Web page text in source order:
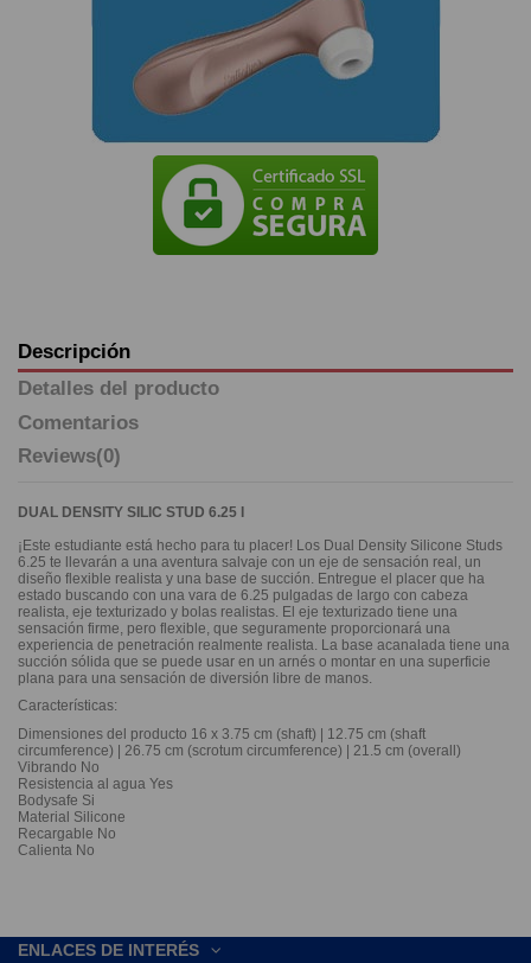
Descripción
Detalles del producto
Comentarios
Reviews(0)
DUAL DENSITY SILIC STUD 6.25 I
¡Este estudiante está hecho para tu placer! Los Dual Density Silicone Studs
6.25 te llevarán a una aventura salvaje con un eje de sensación real, un
diseño flexible realista y una base de succión. Entregue el placer que ha
estado buscando con una vara de 6.25 pulgadas de largo con cabeza
realista, eje texturizado y bolas realistas. El eje texturizado tiene una
sensación firme, pero flexible, que seguramente proporcionará una
experiencia de penetración realmente realista. La base acanalada tiene una
succión sólida que se puede usar en un arnés o montar en una superficie
plana para una sensación de diversión libre de manos.
Características:
Dimensiones del producto 16 x 3.75 cm (shaft) | 12.75 cm (shaft
circumference) | 26.75 cm (scrotum circumference) | 21.5 cm (overall)
Vibrando No
Resistencia al agua Yes
Bodysafe Si
Material Silicone
Recargable No
Calienta No
ENLACES DE INTERÉS